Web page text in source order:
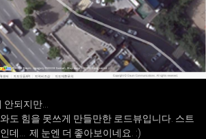
되지만...
도 힘을 못쓰게 만들만한 로드뷰입니다. 스트
데... 제 눈엔 더 좋아보이네요. :)